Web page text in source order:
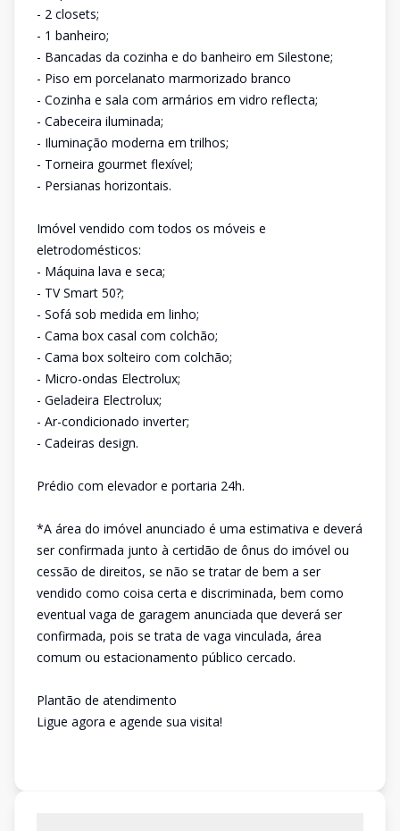
- 2 closets;
- 1 banheiro;
- Bancadas da cozinha e do banheiro em Silestone;
- Piso em porcelanato marmorizado branco
- Cozinha e sala com armários em vidro reflecta;
- Cabeceira iluminada;
- Iluminação moderna em trilhos;
- Torneira gourmet flexível;
- Persianas horizontais.
Imóvel vendido com todos os móveis e
eletrodomésticos:
- Máquina lava e seca;
- TV Smart 50?;
- Sofá sob medida em linho;
- Cama box casal com colchão;
- Cama box solteiro com colchão;
- Micro-ondas Electrolux;
- Geladeira Electrolux;
- Ar-condicionado inverter;
- Cadeiras design.
Prédio com elevador e portaria 24h.
*A área do imóvel anunciado é uma estimativa e deverá
ser confirmada junto à certidão de ônus do imóvel ou
cessão de direitos, se não se tratar de bem a ser
vendido como coisa certa e discriminada, bem como
eventual vaga de garagem anunciada que deverá ser
confirmada, pois se trata de vaga vinculada, área
comum ou estacionamento público cercado.
Plantão de atendimento
Ligue agora e agende sua visita!